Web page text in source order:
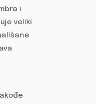
i
veliki